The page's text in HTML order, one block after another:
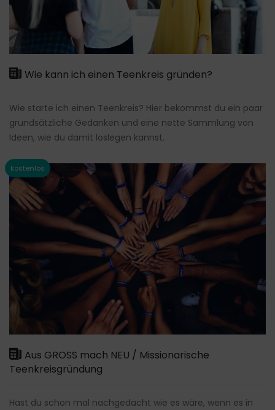
Wie kann ich einen Teenkreis gründen?
Wie starte ich einen Teenkreis? Hier bekommst du ein paar
grundsätzliche Gedanken und eine nette Sammlung von
Ideen, wie du damit loslegen kannst.
Aus GROSS mach NEU / Missionarische
Teenkreisgründung
Hast du schon mal nachgedacht wie es wäre, wenn es in